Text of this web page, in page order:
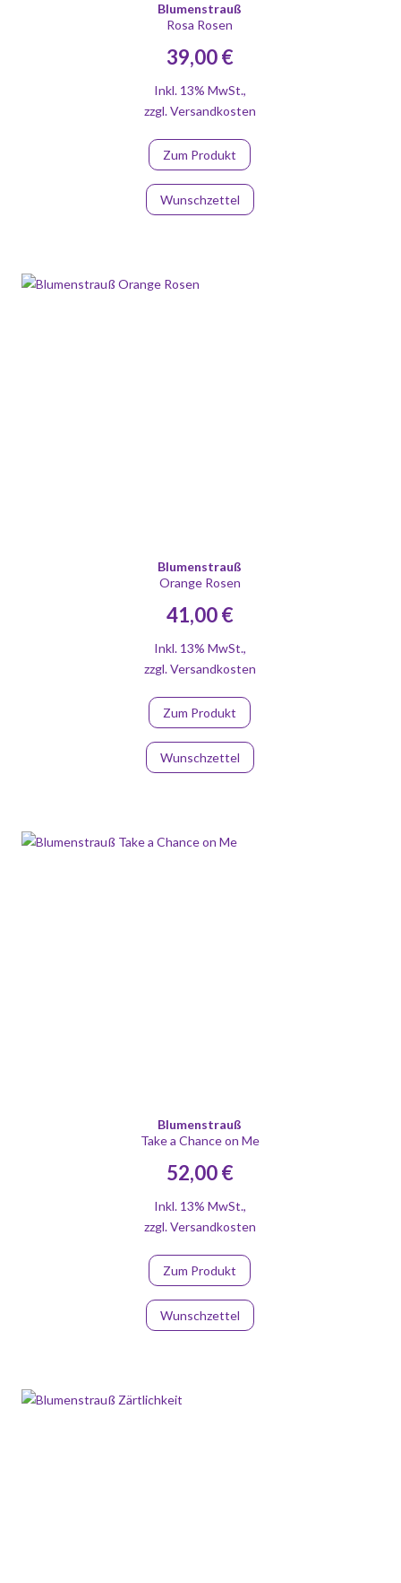
Blumenstrauß
Rosa Rosen
39,00 €
Inkl. 13% MwSt.,
zzgl.Versandkosten
Zum Produkt
Wunschzettel
Blumenstrauß
Orange Rosen
41,00 €
Inkl. 13% MwSt.,
zzgl.Versandkosten
Zum Produkt
Wunschzettel
Blumenstrauß
Take a Chance on Me
52,00 €
Inkl. 13% MwSt.,
zzgl.Versandkosten
Zum Produkt
Wunschzettel